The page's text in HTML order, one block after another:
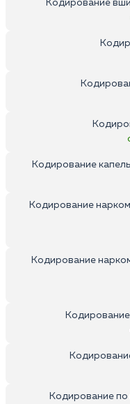
Кодирование
Кодирование
Кодирование
Кодирование
Кодирование